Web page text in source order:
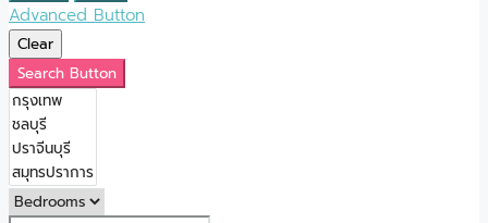
Advanced Button
Clear
Search Button